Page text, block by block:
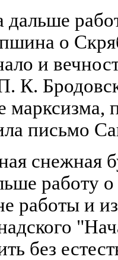
дальше
о
и
К.
марксизма,
письмо
снежная
работу
работы и
без